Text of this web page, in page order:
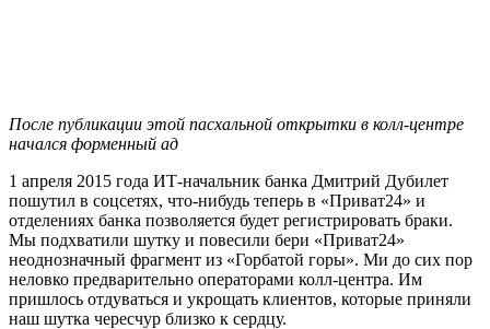
После публикации этой пасхальной открытки в колл-центре
начался форменный ад
1 апреля 2015 года ИТ-начальник банка Дмитрий Дубилет
пошутил в соцсетях, что-нибудь теперь в «Приват24» и
отделениях банка позволяется будет регистрировать браки.
Мы подхватили шутку и повесили бери «Приват24»
неоднозначный фрагмент из «Горбатой горы». Ми до сих пор
неловко предварительно операторами колл-центра. Им
пришлось отдуваться и укрощать клиентов, которые приняли
наш шутка чересчур близко к сердцу.